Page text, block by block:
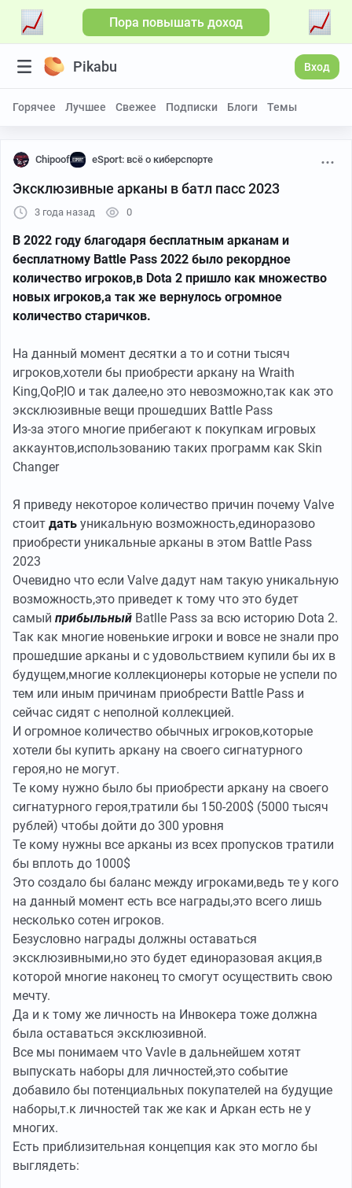
Пора повышать доход
Pikabu Вход
Горячее Лучшее Свежее Подписки Блоги Темы
Chipoof eSport: всё о киберспорте
Эксклюзивные арканы в батл пасс 2023
3 года назад 0
В 2022 году благодаря бесплатным арканам и
бесплатному Battle Pass 2022 было рекордное
количество игроков,в Dota 2 пришло как множество
новых игроков,а так же вернулось огромное
количество старичков.
На данный момент десятки а то и сотни тысяч
игроков,хотели бы приобрести аркану на Wraith
King,QoP,IO и так далее,но это невозможно,так как это
эксклюзивные вещи прошедших Battle Pass
Из-за этого многие прибегают к покупкам игровых
аккаунтов,использованию таких программ как Skin
Changer
Я приведу некоторое количество причин почему Valve
стоит дать уникальную возможность,единоразово
приобрести уникальные арканы в этом Battle Pass
2023
Очевидно что если Valve дадут нам такую уникальную
возможность,это приведет к тому что это будет
самый прибыльный Batlle Pass за всю историю Dota 2.
Так как многие новенькие игроки и вовсе не знали про
прошедшие арканы и с удовольствием купили бы их в
будущем,многие коллекционеры которые не успели по
тем или иным причинам приобрести Battle Pass и
сейчас сидят с неполной коллекцией.
И огромное количество обычных игроков,которые
хотели бы купить аркану на своего сигнатурного
героя,но не могут.
Те кому нужно было бы приобрести аркану на своего
сигнатурного героя,тратили бы 150-200$ (5000 тысяч
рублей) чтобы дойти до 300 уровня
Те кому нужны все арканы из всех пропусков тратили
бы вплоть до 1000$
Это создало бы баланс между игроками,ведь те у кого
на данный момент есть все награды,это всего лишь
несколько сотен игроков.
Безусловно награды должны оставаться
эксклюзивными,но это будет единоразовая акция,в
которой многие наконец то смогут осуществить свою
мечту.
Да и к тому же личность на Инвокера тоже должна
была оставаться эксклюзивной.
Все мы понимаем что Vavle в дальнейшем хотят
выпускать наборы для личностей,это событие
добавило бы потенциальных покупателей на будущие
наборы,т.к личностей так же как и Аркан есть не у
многих.
Есть приблизительная концепция как это могло бы
выглядеть: